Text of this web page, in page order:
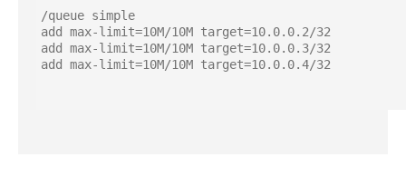
/queue simple
add max-limit=10M/10M target=10.0.0.2/32
add max-limit=10M/10M target=10.0.0.3/32
add max-limit=10M/10M target=10.0.0.4/32